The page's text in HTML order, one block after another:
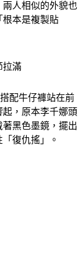
根本是複製貼
，原本李千娜頭
黑色墨鏡，擺出
復仇搖」。